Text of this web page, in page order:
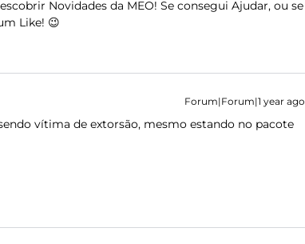
Novidades da MEO! Se consegui Ajudar, ou se
Like! 😉
Forum|Forum|1 year ago
vítima de extorsão, mesmo estando no pacote